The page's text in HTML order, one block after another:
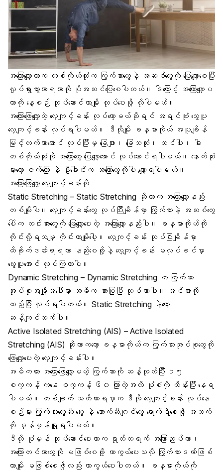
အကြောလျှော့တာက တစ်ကိုယ်လုံးက ကြွက်သားတွေနဲ့ အဆစ်တွေကို ပြေလျော့စေ ပြီး
လှုပ်ရှားသွားလာရတာကို ပိုအဆင်ပြေစေပါတယ်။ ဒါကြောင့် အကြောလျှောပ
တာကို နေ့စဉ် လုပ်ဆောင်တာမျိုး လုပ်ပေးဖို့ လိုပါမယ်။
အကြောဖြေလျှော့တဲ့ လေ့ကျင့်ခန်း လုပ်တော့မယ်ဆိုရင် အရင်ဆုံး သွေပူ
လေ့ကျင့်ခန်း လုပ်ရပါမယ်။ ဒီလိုမျိုး ခန္ဓာကိုယ် အပူချိန်
မြင့်တက်လာအောင် လုပ်ပြီးမှ ခြေဖျား၊ ခြေသလုံး၊ တင်ပါး၊ ခါး
တစ်ကိုယ်လုံးကို အကြောတွေ ပြေလျော့အောင် လုပ်ဆောင်ရပါမယ်။ နောက်ဆုံး
မှာတော့ ဇက်ကြော နဲ့ ဦးခေါင်းက အကြောတွေကိုပါ လျှော့ရပါမယ်။
အကြောဖြေလျှော့ လေ့ကျင့်ခန်းကို
Static Stretching – Static Stretching ဆိုတာက အကြောလျှော့နည်း
တစ်မျိုးပါ။ လေ့ကျင့်ခန်းတွေ လုပ်ပြီးချိန်မှာ ကြွက်သားနဲ့ အဆစ်တွေ
ပေါ်က တင်းအားတွေကို ဖြေလျှော့ပေးတဲ့ အကြောလျှော့နည်းပါ။ ခန္ဓာကိုယ်ကို
ကိုင်းလို့ရသမျှ ကိုင်းတာမျိုးပေါ့။ လေ့ကျင့်ခန်း လုပ်ပြီးချိန်မှာ
ထိခိုက်ဒဏ်ရာရတာ နည်းစေဖို့နဲ့ လေ့ကျင့်ခန်း မလုပ်ခင်မှာ
သွေးပူအောင် လုပ်ကြတာပါ။
Dynamic Stretching – Dynamic Stretching က ကြွက်သား
အုပ်စုအချို့အပေါ်မှာ အဓိက အားပြုပြီး လုပ်တာပါ။ အင်အားကို
ထည့်ပြီး လုပ်ရပါတယ်။ Static Stretching နဲ့တော့
ဆန့်ကျင်ဘက်ပါ။
Active Isolated Stretching (AIS) – Active Isolated
Stretching (AIS) ဆိုတာကတော့ ခန္ဓာကိုယ်က ​ကြွက်သားအုပ်စုတွေကို
ဖြေလျှော့ပေးတဲ့ လေ့ကျင့်ခန်းပါ။
အဓိကထား အကြောဖြေလျှော့မယ့် ကြွက်သားကို ဆန့်ထုတ်ပြီး ၁၅
စက္ကန့် ကနေ စက္ကန့် ၆၀ ကြာတဲ့အထိ ပုံစံကို ထိန်းပြီး နေရ
ပါမယ်။ တစ်ချက် သတိထားရမှာက ဒီလို လေ့ကျင့်ခန်း လုပ်နေ
စဉ်မှာ ကြွက်သားတွေဆီ သွေး နဲ့ အောက်ဆီဂျင်တွေ ရောက်ရှိစေဖို့ အသက်
ကို မှန်မှန်ရှူရပါမယ်။
ဒီလို ပုံမှန် လုပ်ဆောင်ပေးတာက ရုတ်တရက် အကြောညပ်တာ၊
အကြောတင်တာတွေကို မဖြစ်စေဖို့ ကာကွယ်ပေးသလို ကြွက်သားဒဏ်ဖြစ်
တာမျိုး မဖြစ်စေဖို့လည်း ကာကွယ်ပေးပါတယ်။ ခန္ဓာကိုယ်ကို